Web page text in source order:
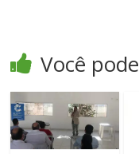
Você